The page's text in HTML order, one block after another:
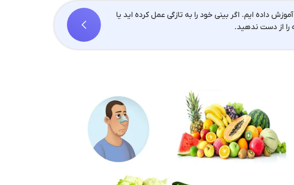
داده ایم. اگر بینی خود را به تازگی عمل کرده اید یا
را از دست ندهید.